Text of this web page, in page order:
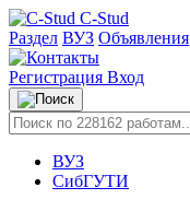
C-Stud
Раздел ВУЗ Объявления
Регистрация Вход
ВУЗ
СибГУТИ